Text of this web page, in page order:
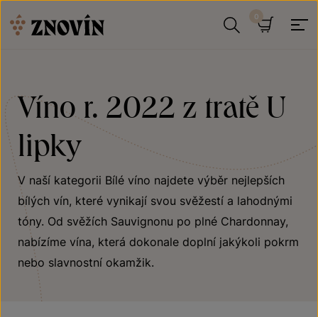
Víno r. 2022 z tratě U
lipky
V naší kategorii Bílé víno najdete výběr nejlepších
bílých vín, které vynikají svou svěžestí a lahodnými
tóny. Od svěžích Sauvignonu po plné Chardonnay,
nabízíme vína, která dokonale doplní jakýkoli pokrm
nebo slavnostní okamžik.